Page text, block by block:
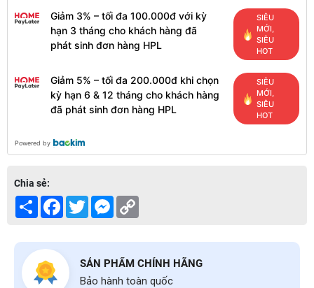
Giảm 3% – tối đa 100.000đ với kỳ
hạn 3 tháng cho khách hàng đã
phát sinh đơn hàng HPL
SIÊU
MỚI,
SIÊU
HOT
Giảm 5% – tối đa 200.000đ khi chọn
kỳ hạn 6 & 12 tháng cho khách hàng
đã phát sinh đơn hàng HPL
SIÊU
MỚI,
SIÊU
HOT
Powered by
Chia sẻ:
Share Facebook
TwitterMessenger
SẢN PHẨM CHÍNH HÃNG
Bảo hành toàn quốc